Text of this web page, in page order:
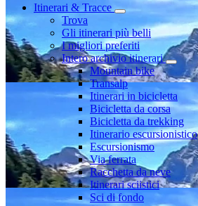
Itinerari & Tracce
Trova
Gli itinerari più belli
I migliori preferiti
Intero archivio itinerari
Mountain bike
Transalp
Itinerari in bicicletta
Bicicletta da corsa
Bicicletta da trekking
Itinerario escursionistico
Escursionismo
Via ferrata
Racchetta da neve
Itinerari sciistici
Sci di fondo